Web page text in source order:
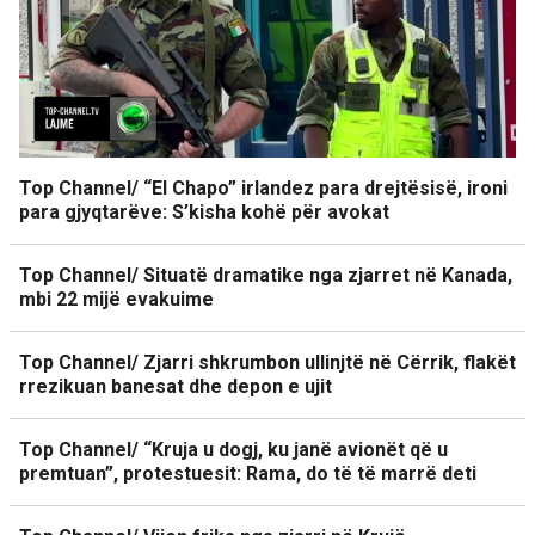
Top Channel/ “El Chapo” irlandez para drejtësisë, ironi
para gjyqtarëve: S’kisha kohë për avokat
Top Channel/ Situatë dramatike nga zjarret në Kanada,
mbi 22 mijë evakuime
Top Channel/ Zjarri shkrumbon ullinjtë në Cërrik, flakët
rrezikuan banesat dhe depon e ujit
Top Channel/ “Kruja u dogj, ku janë avionët që u
premtuan”, protestuesit: Rama, do të të marrë deti